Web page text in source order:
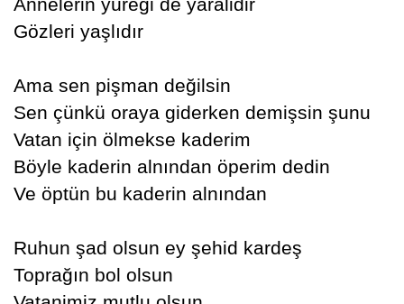
Gözleri yaşlıdır
Ama sen pişman değilsin
Sen çünkü oraya giderken demişsin şunu
Vatan için ölmekse kaderim
Böyle kaderin alnından öperim dedin
Ve öptün bu kaderin alnından
Ruhun şad olsun ey şehid kardeş
Toprağın bol olsun